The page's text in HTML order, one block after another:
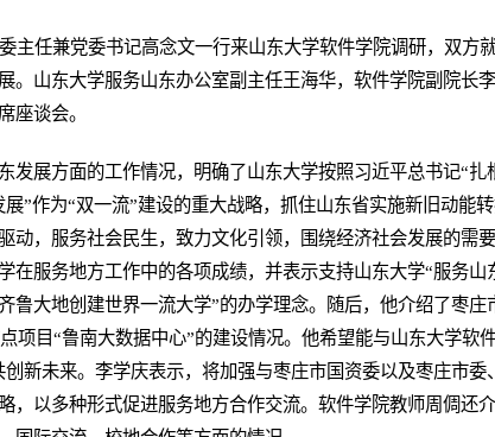
主任兼党委书记高念文一行来山东大学软件学院调研，双方
。山东大学服务山东办公室副主任王海华，软件学院副院长
座谈会。
发展方面的工作情况，明确了山东大学按照习近平总书记“
”作为“双一流”建设的重大战略，抓住山东省实施新旧动能
动，服务社会民生，致力文化引领，围绕经济社会发展的需
在服务地方工作中的各项成绩，并表示支持山东大学“服务
鲁大地创建世界一流大学”的办学理念。随后，他介绍了枣庄
项目“鲁南大数据中心”的建设情况。他希望能与山东大学软
新未来。李学庆表示，将加强与枣庄市国资委以及枣庄市
，以多种形式促进服务地方合作交流。软件学院教师周倜还